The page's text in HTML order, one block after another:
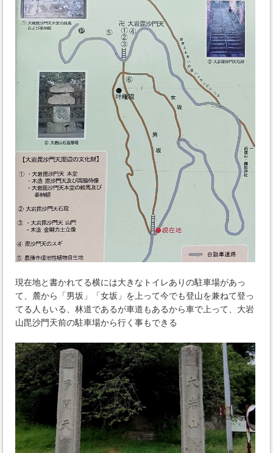
現在地と書かれてる横には大きなトイレありの駐車場があっ
て、麓から「男坂」「女坂」を上って今でも登山を兼ねて登っ
てる人もいる、林道であるが車道もあるから車で上って、大岩
山毘沙門天前の駐車場から行く事もできる